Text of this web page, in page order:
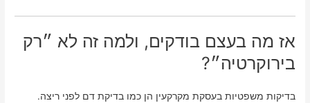
אז מה בעצם בודקים, ולמה זה לא ״רק
בירוקרטיה״?
בדיקות משפטיות בעסקת מקרקעין הן כמו בדיקת דם לפני ריצה.